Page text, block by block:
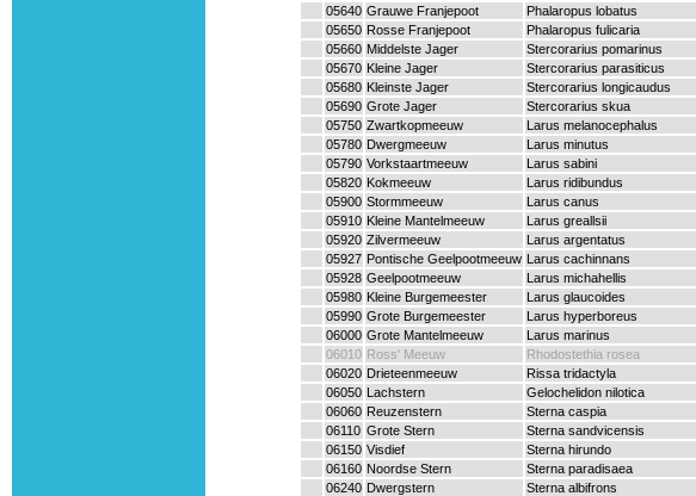
05640 Grauwe Franjepoot
Phalaropus lobatus
05650 Rosse Franjepoot
Phalaropus fulicaria
05660 Middelste Jager
Stercorarius pomarinus
05670 Kleine Jager
Stercorarius parasiticus
05680 Kleinste Jager
Stercorarius longicaudus
05690 Grote Jager
Stercorarius skua
05750 Zwartkopmeeuw
Larus melanocephalus
05780 Dwergmeeuw
Larus minutus
05790 Vorkstaartmeeuw
Larus sabini
05820 Kokmeeuw
Larus ridibundus
05900 Stormmeeuw
Larus canus
05910 Kleine Mantelmeeuw
Larus greallsii
05920 Zilvermeeuw
Larus argentatus
05927 Pontische Geelpootmeeuw Larus cachinnans
05928 Geelpootmeeuw
Larus michahellis
05980 Kleine Burgemeester
Larus glaucoides
05990 Grote Burgemeester
Larus hyperboreus
06000 Grote Mantelmeeuw
Larus marinus
06010 Ross' Meeuw
Rhodostethia rosea
06020 Drieteenmeeuw
Rissa tridactyla
06050 Lachstern
Gelochelidon nilotica
06060 Reuzenstern
Sterna caspia
06110 Grote Stern
Sterna sandvicensis
06150 Visdief
Sterna hirundo
06160 Noordse Stern
Sterna paradisaea
06240 Dwergstern
Sterna albifrons